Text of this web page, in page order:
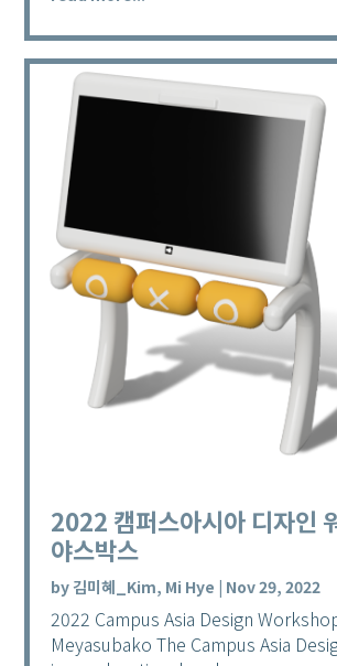
2022 캠퍼스아시아 디자인
야스박스
by김미혜_Kim, Mi Hye | Nov 29, 2022
2022 Campus Asia Design
Meyasubako The Campus Asia